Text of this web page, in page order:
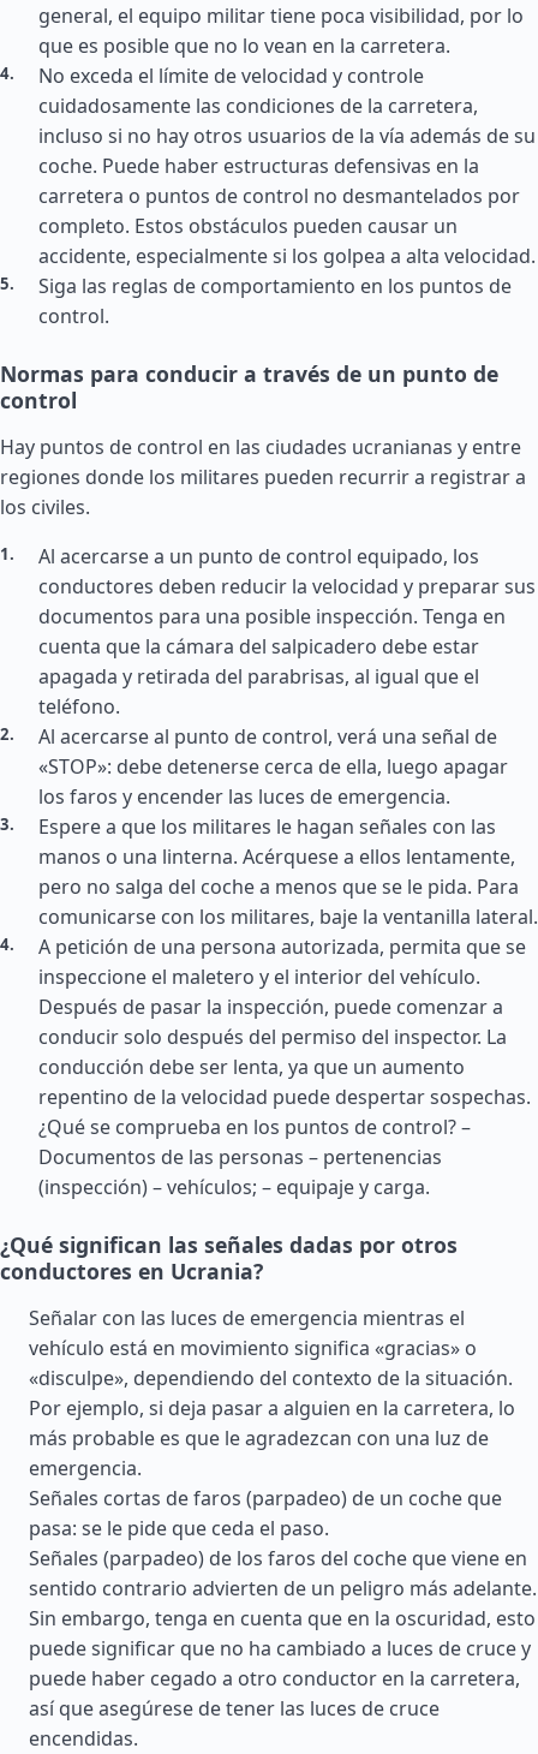
general, el equipo militar tiene poca visibilidad, por lo
que es posible que no lo vean en la carretera.
No exceda el límite de velocidad y controle
cuidadosamente las condiciones de la carretera,
incluso si no hay otros usuarios de la vía además de su
coche. Puede haber estructuras defensivas en la
carretera o puntos de control no desmantelados por
completo. Estos obstáculos pueden causar un
accidente, especialmente si los golpea a alta velocidad.
Siga las reglas de comportamiento en los puntos de
control.
Normas para conducir a través de un punto de
control
Hay puntos de control en las ciudades ucranianas y entre
regiones donde los militares pueden recurrir a registrar a
los civiles.
Al acercarse a un punto de control equipado, los
conductores deben reducir la velocidad y preparar sus
documentos para una posible inspección. Tenga en
cuenta que la cámara del salpicadero debe estar
apagada y retirada del parabrisas, al igual que el
teléfono.
Al acercarse al punto de control, verá una señal de
«STOP»: debe detenerse cerca de ella, luego apagar
los faros y encender las luces de emergencia.
Espere a que los militares le hagan señales con las
manos o una linterna. Acérquese a ellos lentamente,
pero no salga del coche a menos que se le pida. Para
comunicarse con los militares, baje la ventanilla lateral.
A petición de una persona autorizada, permita que se
inspeccione el maletero y el interior del vehículo.
Después de pasar la inspección, puede comenzar a
conducir solo después del permiso del inspector. La
conducción debe ser lenta, ya que un aumento
repentino de la velocidad puede despertar sospechas.
¿Qué se comprueba en los puntos de control? –
Documentos de las personas – pertenencias
(inspección) – vehículos; – equipaje y carga.
¿Qué significan las señales dadas por otros
conductores en Ucrania?
Señalar con las luces de emergencia mientras el
vehículo está en movimiento significa «gracias» o
«disculpe», dependiendo del contexto de la situación.
Por ejemplo, si deja pasar a alguien en la carretera, lo
más probable es que le agradezcan con una luz de
emergencia.
Señales cortas de faros (parpadeo) de un coche que
pasa: se le pide que ceda el paso.
Señales (parpadeo) de los faros del coche que viene en
sentido contrario advierten de un peligro más adelante.
Sin embargo, tenga en cuenta que en la oscuridad, esto
puede significar que no ha cambiado a luces de cruce y
puede haber cegado a otro conductor en la carretera,
así que asegúrese de tener las luces de cruce
encendidas.